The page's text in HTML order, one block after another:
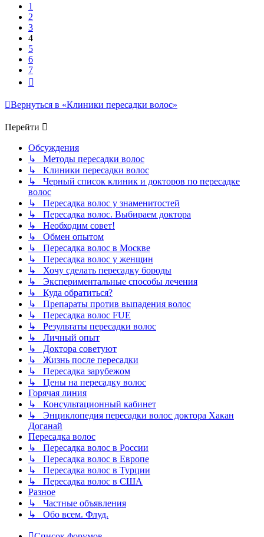
1
2
3
4
5
6
7
Вернуться в «Клиники пересадки волос»
Перейти
Обсуждения
↳ Методы пересадки волос
↳ Клиники пересадки волос
↳ Черный список клиник и докторов по пересадке
волос
↳ Пересадка волос у знаменитостей
↳ Пересадка волос. Выбираем доктора
↳ Необходим совет!
↳ Обмен опытом
↳ Пересадка волос в Москве
↳ Пересадка волос у женщин
↳ Хочу сделать пересадку бороды
↳ Экспериментальные способы лечения
↳ Куда обратиться?
↳ Препараты против выпадения волос
↳ Пересадка волос FUE
↳ Результаты пересадки волос
↳ Личный опыт
↳ Доктора советуют
↳ Жизнь после пересадки
↳ Пересадка зарубежом
↳ Цены на пересадку волос
Горячая линия
↳ Консультационный кабинет
↳ Энциклопедия пересадки волос доктора Хакан
Доганай
Пересадка волос
↳ Пересадка волос в России
↳ Пересадка волос в Европе
↳ Пересадка волос в Турции
↳ Пересадка волос в США
Разное
↳ Частные объявления
↳ Обо всем. Флуд.